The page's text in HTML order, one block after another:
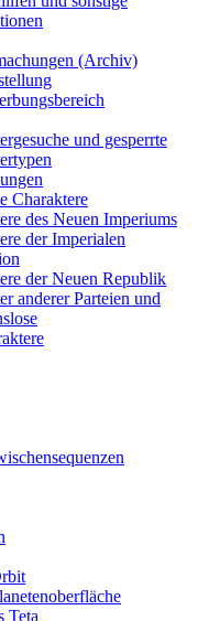
(Archiv)
und gesperrte
Charaktere
des Neuen Imperiums
der Imperialen
der Neuen Republik
anderer Parteien und
Teta